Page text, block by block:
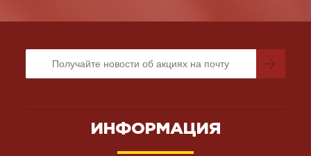
ИНФОРМАЦИЯ